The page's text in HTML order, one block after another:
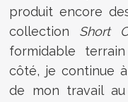
produit encore
collection Short
formidable
côté, je continue
de mon travail